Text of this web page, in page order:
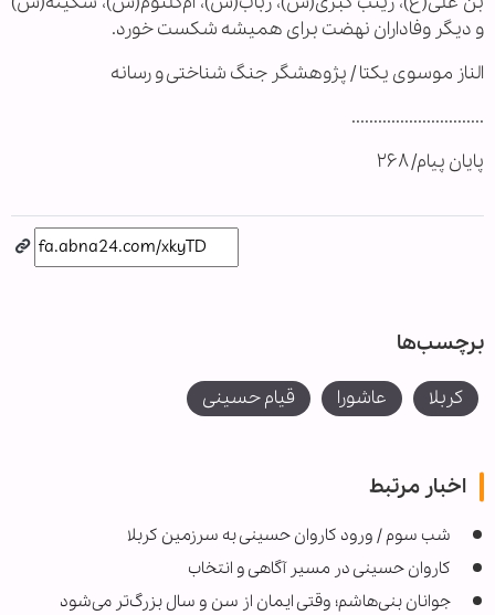
و دیگر وفاداران نهضت برای همیشه شکست خورد.
الناز موسوی یکتا / پژوهشگر جنگ شناختی و رسانه
..............................
پایان پیام/ ۲۶۸
برچسب‌ها
کربلا عاشورا قیام حسینی
اخبار مرتبط
شب سوم / ورود کاروان حسینی به سرزمین کربلا
کاروان حسینی در مسیر آگاهی و انتخاب
جوانان بنی‌هاشم؛ وقتی ایمان از سن و سال بزرگ‌تر می‌شود